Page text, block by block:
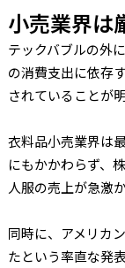
小売業界は
テックバブルの外
の消費支出に依存
されていることが
衣料品小売業界は
にもかかわらず、
人服の売上が急激
同時に、アメリカ
たという率直な発